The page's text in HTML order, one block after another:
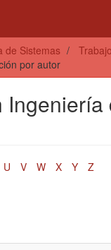
de Sistemas
por autor
U V W X Y
Z